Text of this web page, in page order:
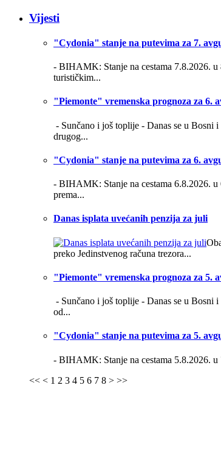
Vijesti
"Cydonia" stanje na putevima za 7.
- BIHAMK: Stanje na cestama 7.8.2026. u
turističkim...
"Piemonte" vremenska prognoza za 6.
- Sunčano i još toplije - Danas se u Bosni
drugog...
"Cydonia" stanje na putevima za 6.
- BIHAMK: Stanje na cestama 6.8.2026. u
prema...
Danas isplata uvećanih penzija za juli
preko Jedinstvenog računa trezora...
"Piemonte" vremenska prognoza za 5.
- Sunčano i još toplije - Danas se u Bosni
od...
"Cydonia" stanje na putevima za 5.
- BIHAMK: Stanje na cestama 5.8.2026. u
<< < 1 2 3 4 5 6 7 8 > >>